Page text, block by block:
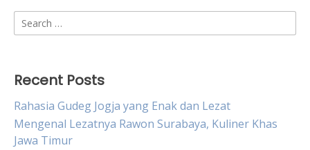
Search
for:
Recent Posts
Rahasia Gudeg Jogja yang Enak dan Lezat
Mengenal Lezatnya Rawon Surabaya, Kuliner Khas
Jawa Timur